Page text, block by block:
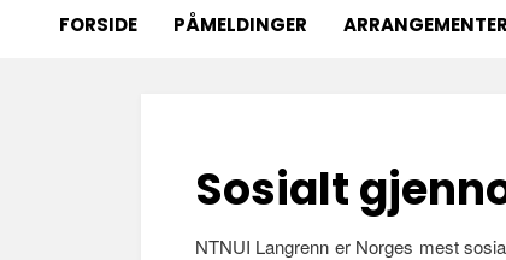
FORSIDE PÅMELDINGER ARRANGEMENTER
Sosialt
NTNUI Langrenn er Norges mest